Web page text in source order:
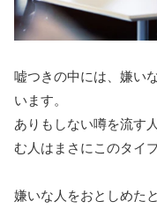
嘘つきの中には、嫌い
います。
ありもしない噂を流す
む人はまさにこのタイプ
嫌いな人をおとしめた